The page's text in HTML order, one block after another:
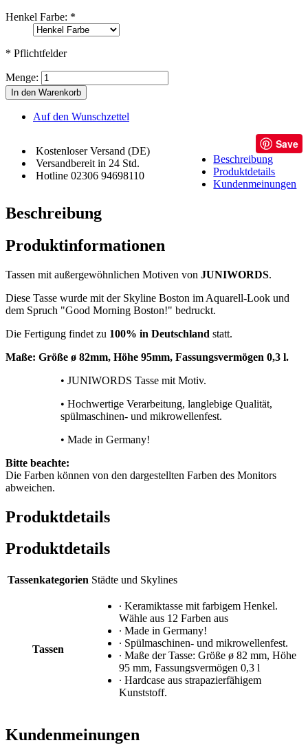
Henkel Farbe: *
* Pflichtfelder
Menge:
In den Warenkorb
Auf den Wunschzettel
Kostenloser Versand (DE)
Versandbereit in 24 Std.
Hotline 02306 94698110
Save
Beschreibung
Produktdetails
Kundenmeinungen
Beschreibung
Produktinformationen
Tassen mit außergewöhnlichen Motiven von JUNIWORDS.
Diese Tasse wurde mit der Skyline Boston im Aquarell-Look und
dem Spruch "Good Morning Boston!" bedruckt.
Die Fertigung findet zu 100% in Deutschland statt.
Maße: Größe ø 82mm, Höhe 95mm, Fassungsvermögen 0,3 l.
• JUNIWORDS Tasse mit Motiv.
• Hochwertige Verarbeitung, langlebige Qualität,
spülmaschinen- und mikrowellenfest.
• Made in Germany!
Bitte beachte:
Die Farben können von den dargestellten Farben des Monitors
abweichen.
Produktdetails
Produktdetails
Tassenkategorien Städte und Skylines
Tassen
∙ Keramiktasse mit farbigem Henkel.
Wähle aus 12 Farben aus
∙ Made in Germany!
∙ Spülmaschinen- und mikrowellenfest.
∙ Maße der Tasse: Größe ø 82 mm, Höhe
95 mm, Fassungsvermögen 0,3 l
∙ Hardcase aus strapazierfähigem
Kunststoff.
Kundenmeinungen